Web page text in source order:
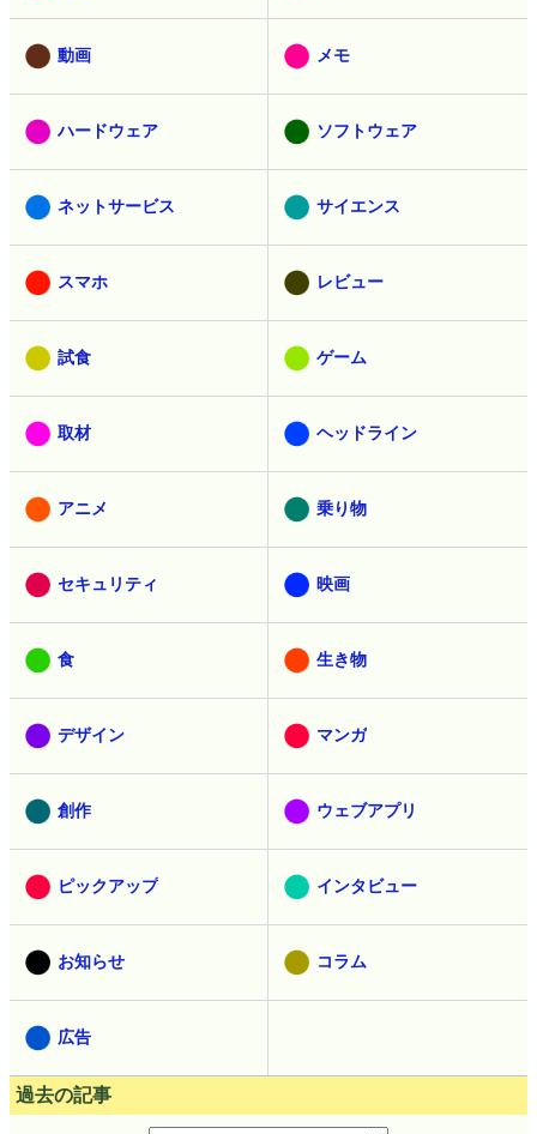
動画 メモ
ハードウェア ソフトウェア
ネットサービス サイエンス
スマホ レビュー
試食 ゲーム
取材 ヘッドライン
アニメ 乗り物
セキュリティ 映画
食 生き物
デザイン マンガ
創作 ウェブアプリ
ピックアップ インタビュー
お知らせ コラム
広告
過去の記事